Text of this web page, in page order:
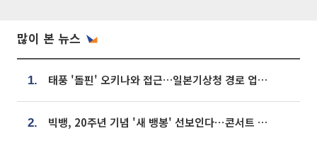
많이 본 뉴스
1. 태풍 '돌핀' 오키나와 접근…일본기상청 경로 업데이트
2. 빅뱅, 20주년 기념 '새 뱅봉' 선보인다⋯콘서트 앞두고 팝업 개최